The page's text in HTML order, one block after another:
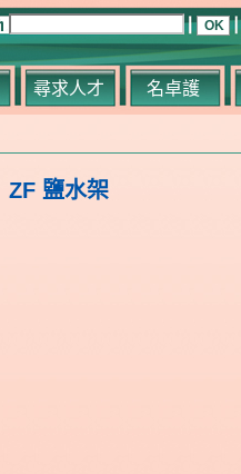
尋求人才 名卓護
ZF 鹽水架